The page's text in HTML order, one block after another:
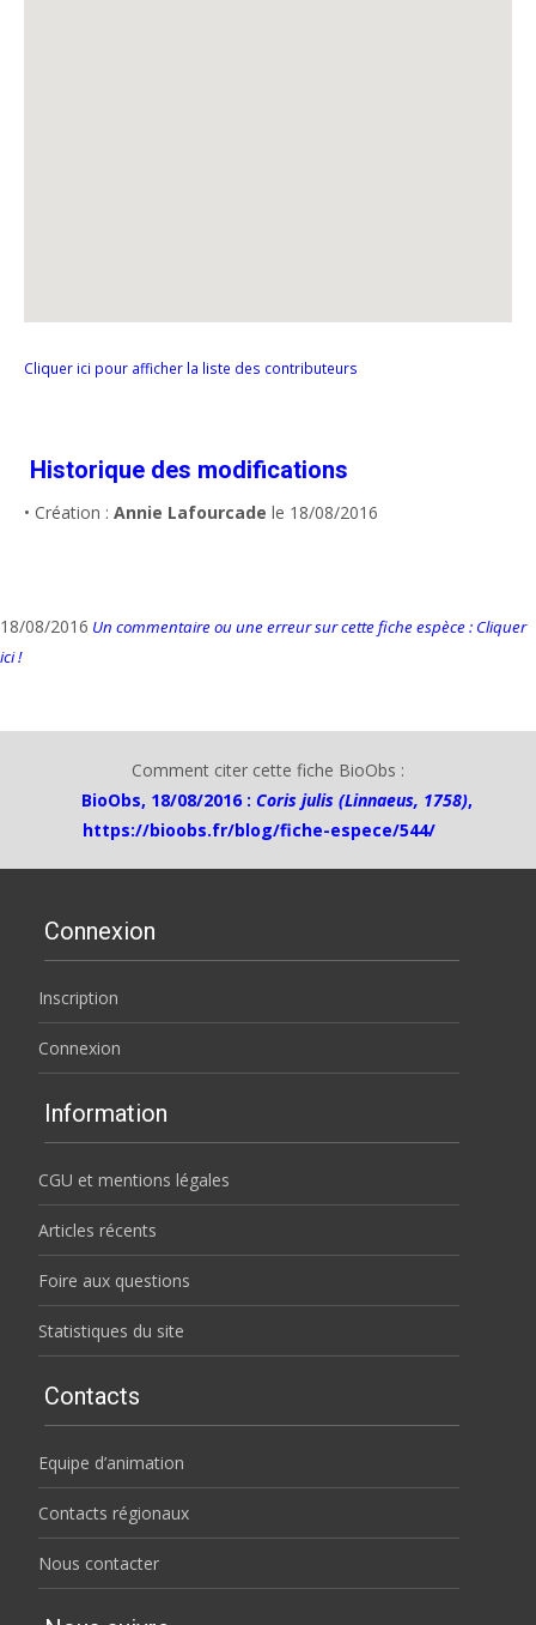
Cliquer ici pour afficher la liste des contributeurs
Historique des modifications
• Création : Annie Lafourcade le 18/08/2016
18/08/2016 Un commentaire ou une erreur sur cette fiche espèce : Cliquer
ici !
Comment citer cette fiche BioObs :
BioObs, 18/08/2016 : Coris julis (Linnaeus, 1758),
https://bioobs.fr/blog/fiche-espece/544/
Connexion
Inscription
Connexion
Information
CGU et mentions légales
Articles récents
Foire aux questions
Statistiques du site
Contacts
Equipe d’animation
Contacts régionaux
Nous contacter